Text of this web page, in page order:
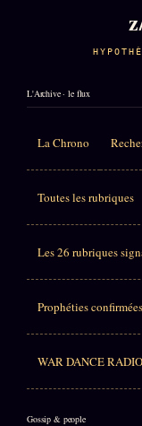
L'Archive · le flux
La Chrono
Toutes les rubriques
Les 26 rubriques
Prophéties confirmées
WAR DANCE RADIO
Gossip & people